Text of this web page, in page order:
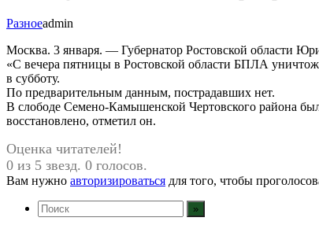
Разноеadmin
Москва. 3 января. — Губернатор Ростовской области
«С вечера пятницы в Ростовской области БПЛА
в субботу.
По предварительным данным, пострадавших нет.
В слободе Семено-Камышенской Чертовского района
восстановлено, отметил он.
Оценка читателей!
0 из 5 звезд. 0 голосов.
Вам нужно авторизироваться для того, чтобы